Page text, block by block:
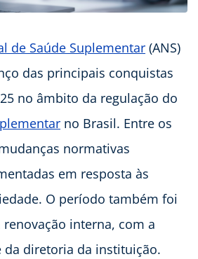
de Saúde Suplementar (ANS)
das principais conquistas
no âmbito da regulação do
no Brasil. Entre os
normativas
em resposta às
O período também foi
interna, com a
da diretoria da instituição.